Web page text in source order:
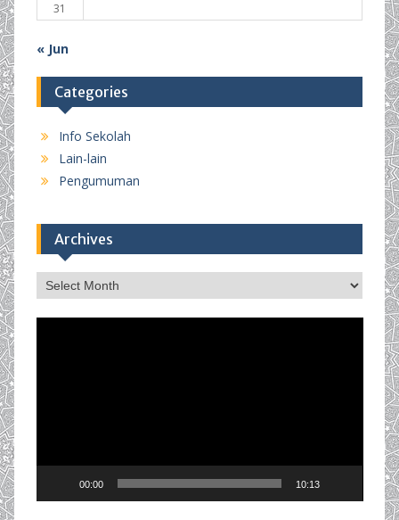
31
« Jun
Categories
Info Sekolah
Lain-lain
Pengumuman
Archives
Archives
00:00 10:13